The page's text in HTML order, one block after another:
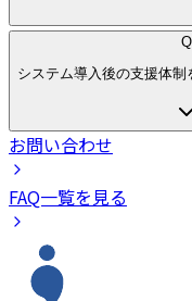
Q
システム導入後の支援体制
お問い合わせ
FAQ一覧を見る